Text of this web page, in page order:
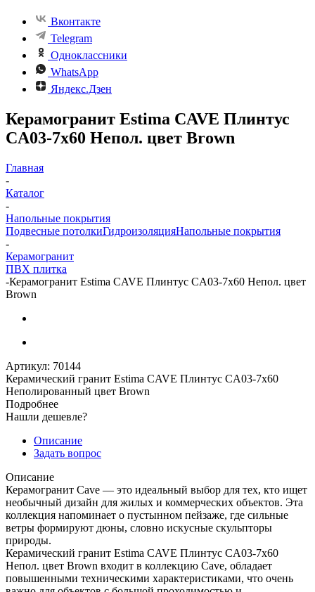
Вконтакте
Telegram
Одноклассники
WhatsApp
Яндекс.Дзен
Керамогранит Estima CAVE Плинтус
CA03-7x60 Непол. цвет Brown
Главная
-
Каталог
-
Напольные покрытия
Подвесные потолкиГидроизоляцияНапольные покрытия
-
Керамогранит
ПВХ плитка
-Керамогранит Estima CAVE Плинтус CA03-7x60 Непол. цвет
Brown
Артикул: 70144
Керамический гранит Estima CAVE Плинтус CA03-7x60
Неполированный цвет Brown
Подробнее
Нашли дешевле?
Описание
Задать вопрос
Описание
Керамогранит Cave — это идеальный выбор для тех, кто ищет
необычный дизайн для жилых и коммерческих объектов. Эта
коллекция напоминает о пустынном пейзаже, где сильные
ветры формируют дюны, словно искусные скульпторы
природы.
Керамический гранит Estima CAVE Плинтус CA03-7x60
Непол. цвет Brown входит в коллекцию Cave, обладает
повышенными техническими характеристиками, что очень